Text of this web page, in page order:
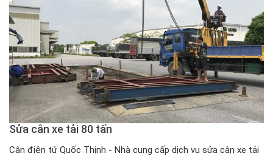
Sửa cân xe tải 80 tấn
Cân điện tử Quốc Thịnh - Nhà cung cấp dịch vụ sửa cân xe tải